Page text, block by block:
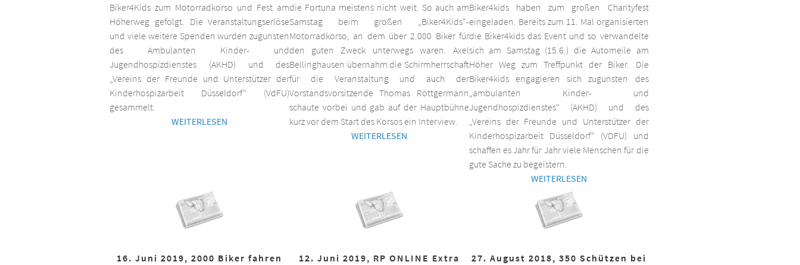
Biker4Kids zum Motorradkorso und Fest am
Höherweg gefolgt. Die Veranstaltungserlöse
und viele weitere Spenden wurden zugunsten
des Ambulanten Kinder- und
Jugendhospizdienstes (AKHD) und des
„Vereins der Freunde und Unterstützer der
Kinderhospizarbeit Düsseldorf“ (VdFU)
gesammelt.
WEITERLESEN
die Fortuna meistens nicht weit. So auch am
Samstag beim großen „Biker4Kids“-
Motorradkorso, an dem über 2.000 Biker für
den guten Zweck unterwegs waren. Axel
Bellinghausen übernahm die Schirmherrschaft
für die Veranstaltung und auch der
Vorstandsvorsitzende Thomas Röttgermann
schaute vorbei und gab auf der Hauptbühne
kurz vor dem Start des Korsos ein Interview.
WEITERLESEN
Biker4kids haben zum großen Charityfest
eingeladen. Bereits zum 11. Mal organisierten
die Biker4kids das Event und so verwandelte
sich am Samstag (15.6.) die Automeile am
Höher Weg zum Treffpunkt der Biker. Die
Biker4kids engagieren sich zugunsten des
„ambulanten Kinder- und
Jugendhospizdienstes“ (AKHD) und des
„Vereins der Freunde und Unterstützer der
Kinderhospizarbeit Düsseldorf“ (VDFU) und
schaffen es Jahr für Jahr viele Menschen für die
gute Sache zu begeistern.
WEITERLESEN
16. Juni 2019, 2000 Biker fahren
12. Juni 2019, RP ONLINE Extra
27. August 2018, 350 Schützen bei